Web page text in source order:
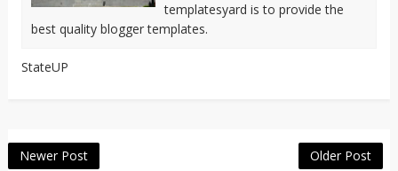
templatesyard is to provide the
best quality blogger templates.
StateUP
Newer Post Older Post